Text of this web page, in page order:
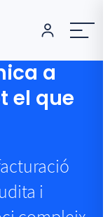
a
el que
i